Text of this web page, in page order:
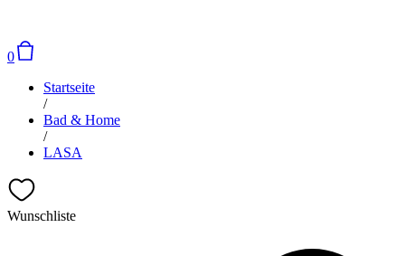
0
Startseite
/
Bad & Home
/
LASA
Wunschliste